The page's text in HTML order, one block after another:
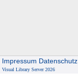
Impressum Datenschutz
Visual Library Server 2026